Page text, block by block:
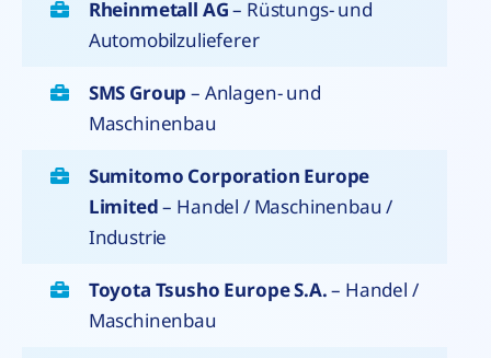
Rheinmetall AG– Rüstungs- und
Automobilzulieferer
SMS Group – Anlagen- und
Maschinenbau
Sumitomo Corporation Europe
Limited– Handel / Maschinenbau /
Industrie
Toyota Tsusho Europe S.A.– Handel /
Maschinenbau